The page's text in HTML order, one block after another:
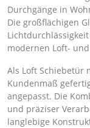
Durchgänge in
Die großflächigen
modernen Loft-
Als Loft Schiebetür
Kundenmaß
angepasst. Die
und präziser
langlebige